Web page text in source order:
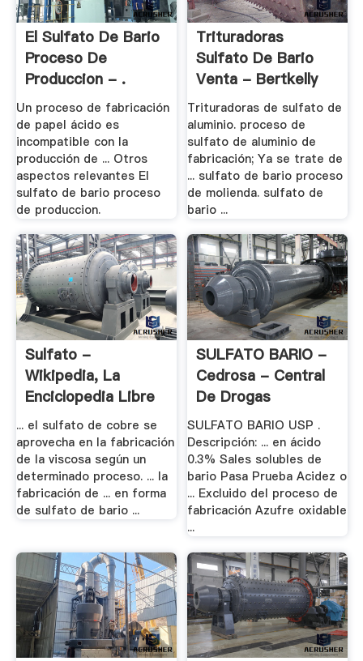
El Sulfato De Bario
Proceso De
Produccion - .
Un proceso de fabricación
de papel ácido es
incompatible con la
producción de ... Otros
aspectos relevantes El
sulfato de bario proceso
de produccion.
Trituradoras
Sulfato De Bario
Venta - Bertkelly
Trituradoras de sulfato de
aluminio. proceso de
sulfato de aluminio de
fabricación; Ya se trate de
... sulfato de bario proceso
de molienda. sulfato de
bario ...
Sulfato -
Wikipedia, La
Enciclopedia Libre
... el sulfato de cobre se
aprovecha en la fabricación
de la viscosa según un
determinado proceso. ... la
fabricación de ... en forma
de sulfato de bario ...
SULFATO BARIO -
Cedrosa - Central
De Drogas
SULFATO BARIO USP .
Descripción: ... en ácido
0.3% Sales solubles de
bario Pasa Prueba Acidez o
... Excluido del proceso de
fabricación Azufre oxidable
...